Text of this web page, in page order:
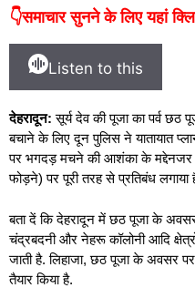
👇समाचार सुनने के लिए यहां
Listen to this
देहरादून:सूर्य देव की पूजा का पर्व
बचाने के लिए दून पुलिस ने यातायात
पर भगदड़ मचने की आशंका के
फोड़ने) पर पूरी तरह से प्रतिबंध लगाया
बता दें कि देहरादून में छठ पूजा के
चंद्रबदनी और नेहरू कॉलोनी आदि
जाती है. लिहाजा, छठ पूजा के अवसर
तैयार किया है.